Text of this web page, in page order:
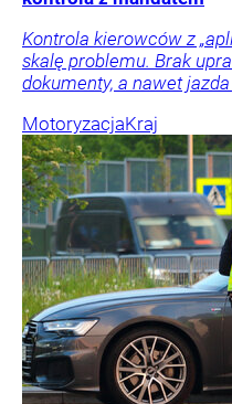
Kontrola kierowców z
skalę problemu. Brak
dokumenty, a nawet
MotoryzacjaKraj